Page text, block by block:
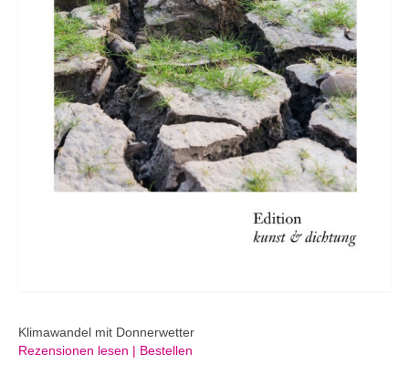
Klimawandel mit Donnerwetter
Rezensionen lesen | Bestellen